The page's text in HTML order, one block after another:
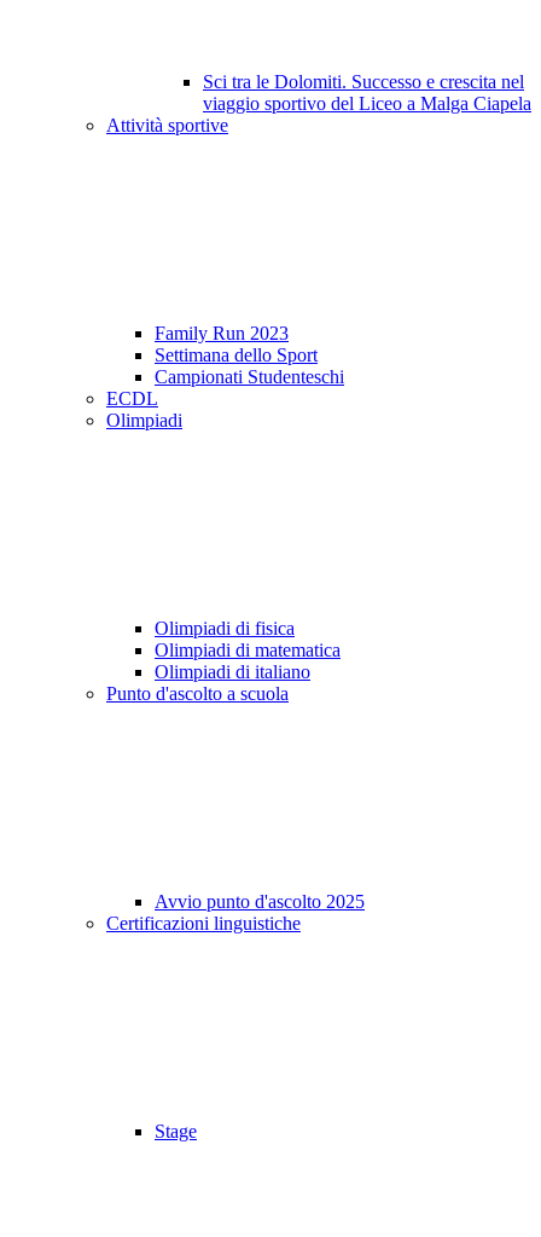
Sci tra le Dolomiti. Successo e crescita nel
viaggio sportivo del Liceo a Malga Ciapela
Attività sportive
Family Run 2023
Settimana dello Sport
Campionati Studenteschi
ECDL
Olimpiadi
Olimpiadi di fisica
Olimpiadi di matematica
Olimpiadi di italiano
Punto d'ascolto a scuola
Avvio punto d'ascolto 2025
Certificazioni linguistiche
Stage